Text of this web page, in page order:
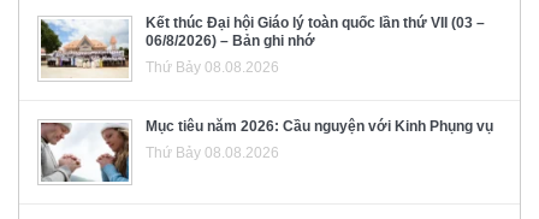
Kết thúc Đại hội Giáo lý toàn quốc lần thứ VII (03 –
06/8/2026) – Bản ghi nhớ
Thứ Bảy 08.08.2026
Mục tiêu năm 2026: Cầu nguyện với Kinh Phụng vụ
Thứ Bảy 08.08.2026